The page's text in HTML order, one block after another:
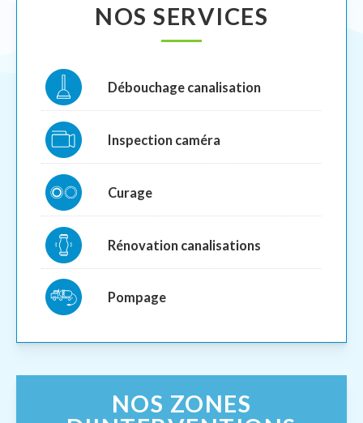
NOS SERVICES
Débouchage canalisation
Inspection caméra
Curage
Rénovation canalisations
Pompage
NOS ZONES